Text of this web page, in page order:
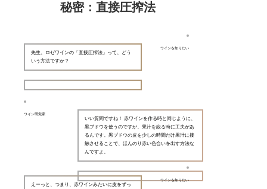
秘密：直接圧搾法
ワインを知りたい
先生、ロゼワインの「直接圧搾法」って、どう
いう方法ですか？
ワイン研究家
いい質問ですね！ 赤ワインを作る時と同じように、
黒ブドウを使うのですが、果汁を絞る時に工夫があ
るんです。黒ブドウの皮を少しの時間だけ果汁に接
触させることで、ほんのり赤い色合いを出す方法な
んですよ。
ワインを知りたい
えーっと、つまり、赤ワインみたいに皮をずっ